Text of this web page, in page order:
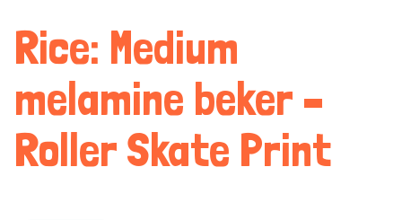
Rice: Medium
melamine beker –
Roller Skate Print